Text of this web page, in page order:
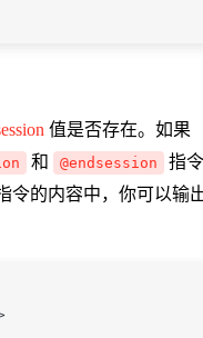
值是否存在。如果
和 @endsession
指令
令的内容中，你可以输